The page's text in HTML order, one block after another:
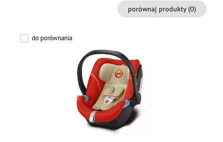
porównaj produkty (0)
do porównania